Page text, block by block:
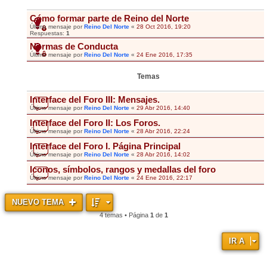
Cómo formar parte de Reino del Norte
Último mensaje porReino Del Norte « 28 Oct 2016, 19:20
Respuestas: 1
Normas de Conducta
Último mensaje porReino Del Norte « 24 Ene 2016, 17:35
Temas
Interface del Foro III: Mensajes.
Último mensaje porReino Del Norte « 29 Abr 2016, 14:40
Interface del Foro II: Los Foros.
Último mensaje porReino Del Norte « 28 Abr 2016, 22:24
Interface del Foro I. Página Principal
Último mensaje porReino Del Norte « 28 Abr 2016, 14:02
Iconos, símbolos, rangos y medallas del foro
Último mensaje porReino Del Norte « 24 Ene 2016, 22:17
NUEVO TEMA
4 temas • Página 1 de 1
IR A